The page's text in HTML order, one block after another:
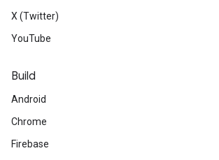
X (Twitter)
YouTube
Build
Android
Chrome
Firebase